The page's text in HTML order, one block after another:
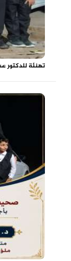
تهنئة للدكتور